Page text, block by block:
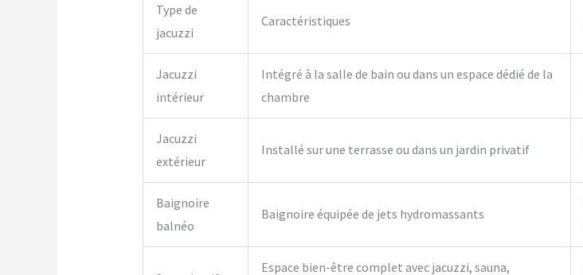
Type de
jacuzzi
Caractéristiques
Jacuzzi
intérieur
Intégré à la salle de bain ou dans un espace dédié de la
chambre
Jacuzzi
extérieur
Installé sur une terrasse ou dans un jardin privatif
Baignoire
balnéo
Baignoire équipée de jets hydromassants
Espace bien-être complet avec jacuzzi, sauna,